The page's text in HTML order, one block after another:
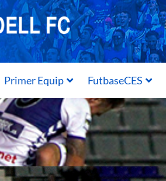
Primer Equip FutbaseCES